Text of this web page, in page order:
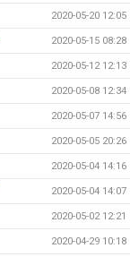
2020-05-20 12:05
2020-05-15 08:28
2020-05-12 12:13
2020-05-08 12:34
2020-05-07 14:56
2020-05-05 20:26
2020-05-04 14:16
2020-05-04 14:07
2020-05-02 12:21
2020-04-29 10:18